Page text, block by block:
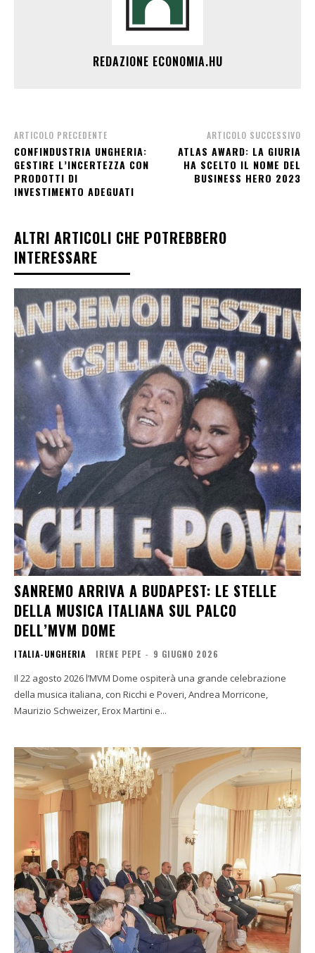
REDAZIONE ECONOMIA.HU
ARTICOLO PRECEDENTE
CONFINDUSTRIA UNGHERIA:
GESTIRE L’INCERTEZZA CON
PRODOTTI DI
INVESTIMENTO ADEGUATI
ARTICOLO SUCCESSIVO
ATLAS AWARD: LA GIURIA
HA SCELTO IL NOME DEL
BUSINESS HERO 2023
ALTRI ARTICOLI CHE POTREBBERO
INTERESSARE
SANREMO ARRIVA A BUDAPEST: LE STELLE
DELLA MUSICA ITALIANA SUL PALCO
DELL’MVM DOME
ITALIA-UNGHERIA IRENE PEPE - 9 GIUGNO 2026
Il 22 agosto 2026 l’MVM Dome ospiterà una grande celebrazione
della musica italiana, con Ricchi e Poveri, Andrea Morricone,
Maurizio Schweizer, Erox Martini e...